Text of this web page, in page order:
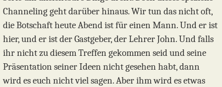
Channeling geht darüber hinaus. Wir tun das nicht oft,
die Botschaft heute Abend ist für einen Mann. Und er ist
hier, und er ist der Gastgeber, der Lehrer John. Und falls
ihr nicht zu diesem Treffen gekommen seid und seine
Präsentation seiner Ideen nicht gesehen habt, dann
wird es euch nicht viel sagen. Aber ihm wird es etwas